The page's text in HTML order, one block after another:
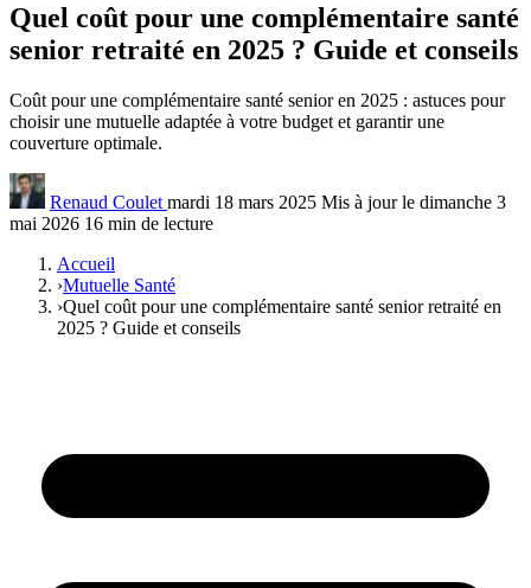
Quel coût pour une complémentaire santé
senior retraité en 2025 ? Guide et conseils
Coût pour une complémentaire santé senior en 2025 : astuces pour
choisir une mutuelle adaptée à votre budget et garantir une
couverture optimale.
Renaud Coulet mardi 18 mars 2025 Mis à jour le dimanche 3
mai 2026 16 min de lecture
Accueil
›Mutuelle Santé
›Quel coût pour une complémentaire santé senior retraité en
2025 ? Guide et conseils